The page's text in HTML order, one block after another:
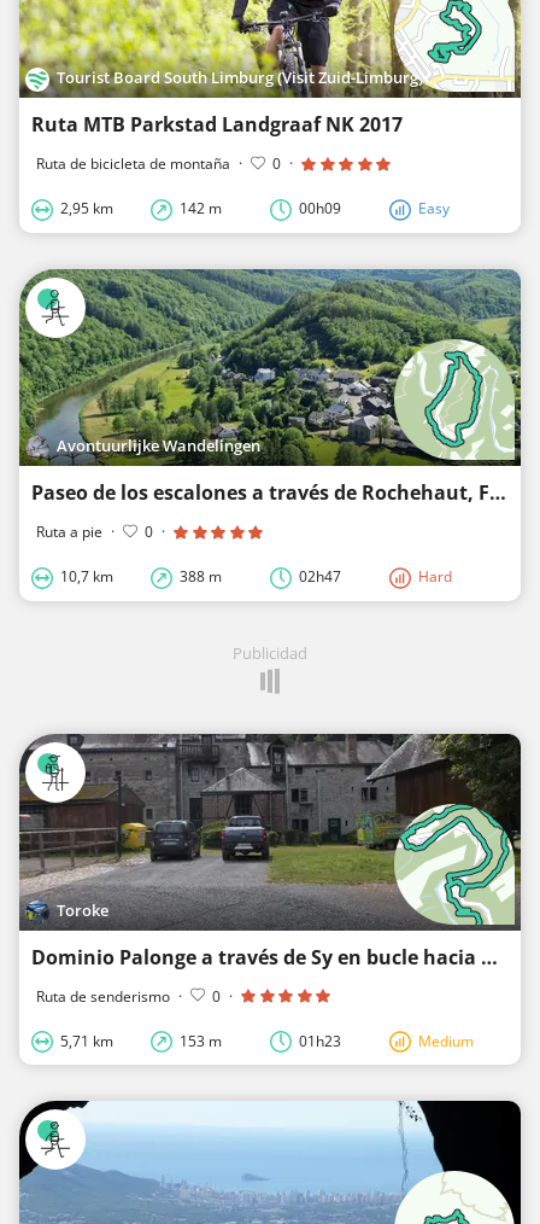
Tourist Board South Limburg (Visit Zuid-Limburg)
Ruta MTB Parkstad Landgraaf NK 2017
Ruta de bicicleta de montaña · 0 ·
2,95 km 142 m 00h09 Easy
Avontuurlijke Wandelingen
Paseo de los escalones a través de Rochehaut, Frahan y Poupehan
Ruta a pie · 0 ·
10,7 km 388 m 02h47 Hard
Publicidad
Toroke
Dominio Palonge a través de Sy en bucle hacia Palonge
Ruta de senderismo · 0 ·
5,71 km 153 m 01h23 Medium